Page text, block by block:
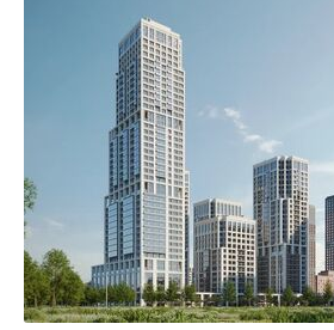
Москве
Готовые
коттеджные
поселки
Строящиеся